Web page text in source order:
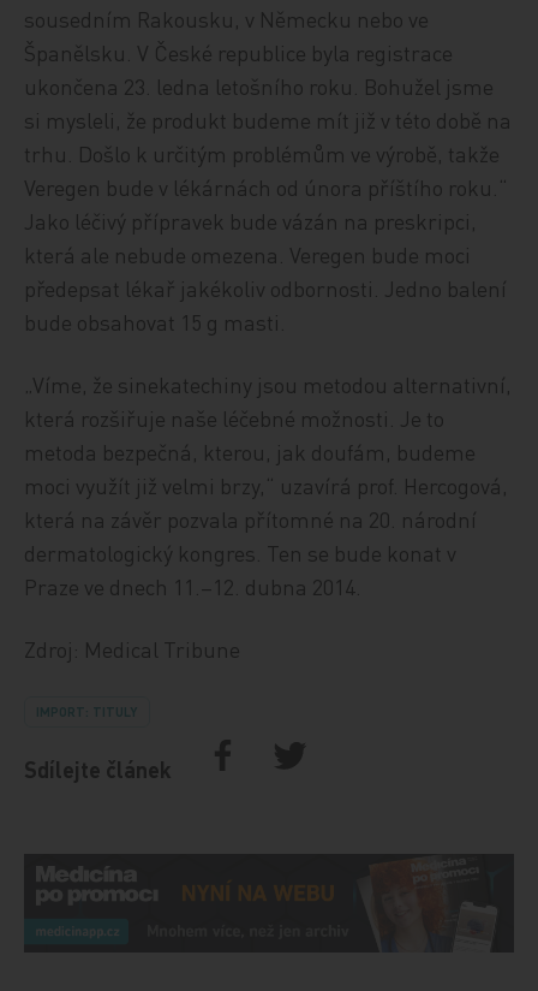
sousedním Rakousku, v Německu nebo ve
Španělsku. V České republice byla registrace
ukončena 23. ledna letošního roku. Bohužel jsme
si mysleli, že produkt budeme mít již v této době na
trhu. Došlo k určitým problémům ve výrobě, takže
Veregen bude v lékárnách od února příštího roku.“
Jako léčivý přípravek bude vázán na preskripci,
která ale nebude omezena. Veregen bude moci
předepsat lékař jakékoliv odbornosti. Jedno balení
bude obsahovat 15 g masti.
„Víme, že sinekatechiny jsou metodou alternativní,
která rozšiřuje naše léčebné možnosti. Je to
metoda bezpečná, kterou, jak doufám, budeme
moci využít již velmi brzy,“ uzavírá prof. Hercogová,
která na závěr pozvala přítomné na 20. národní
dermatologický kongres. Ten se bude konat v
Praze ve dnech 11.–12. dubna 2014.
Zdroj: Medical Tribune
IMPORT: TITULY
Sdílejte článek